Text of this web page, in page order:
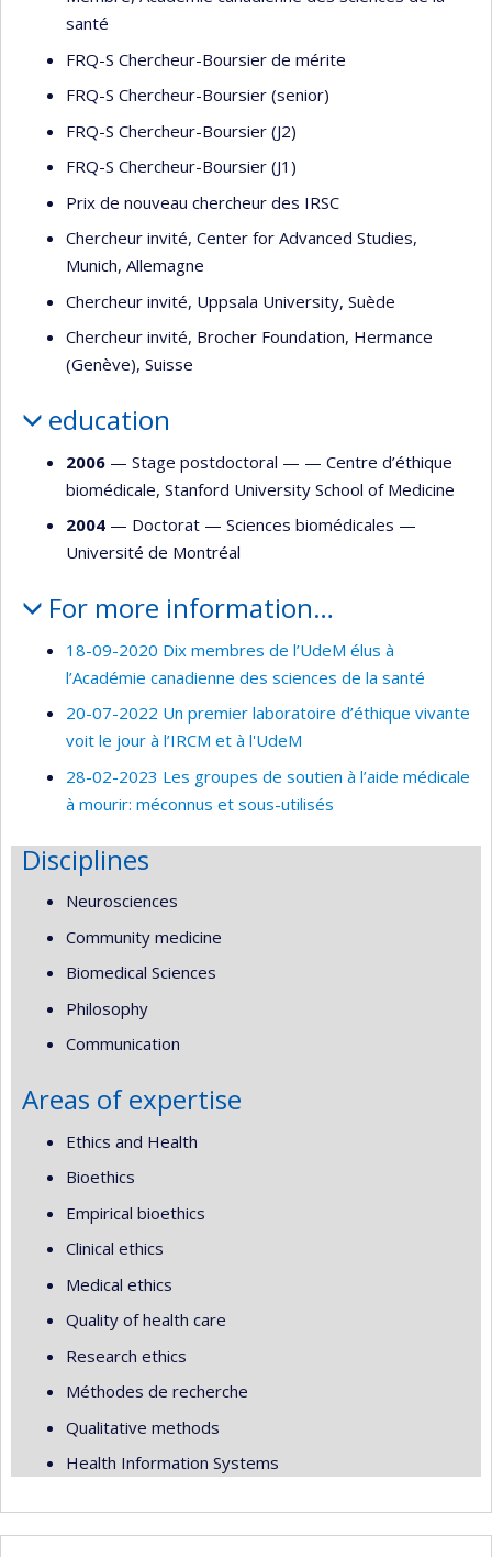
santé
FRQ-S Chercheur-Boursier de mérite
FRQ-S Chercheur-Boursier (senior)
FRQ-S Chercheur-Boursier (J2)
FRQ-S Chercheur-Boursier (J1)
Prix de nouveau chercheur des IRSC
Chercheur invité, Center for Advanced Studies,
Munich, Allemagne
Chercheur invité, Uppsala University, Suède
Chercheur invité, Brocher Foundation, Hermance
(Genève), Suisse
education
2006 — Stage postdoctoral — — Centre d’éthique
biomédicale, Stanford University School of Medicine
2004 — Doctorat — Sciences biomédicales —
Université de Montréal
For more information…
18-09-2020 Dix membres de l’UdeM élus à
l’Académie canadienne des sciences de la santé
20-07-2022 Un premier laboratoire d’éthique vivante
voit le jour à l’IRCM et à l'UdeM
28-02-2023 Les groupes de soutien à l’aide médicale
à mourir: méconnus et sous-utilisés
Disciplines
Neurosciences
Community medicine
Biomedical Sciences
Philosophy
Communication
Areas of expertise
Ethics and Health
Bioethics
Empirical bioethics
Clinical ethics
Medical ethics
Quality of health care
Research ethics
Méthodes de recherche
Qualitative methods
Health Information Systems